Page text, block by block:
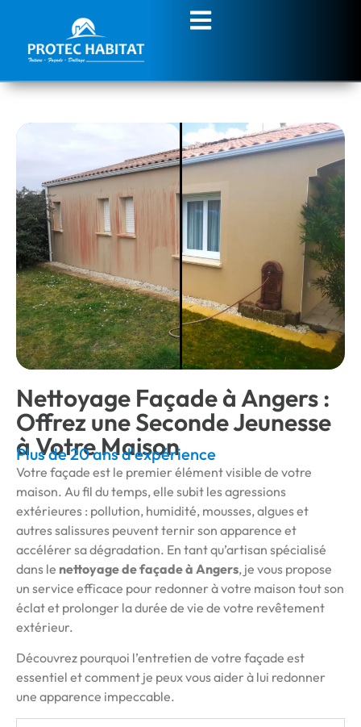
Nettoyage Façade à Angers :
Offrez une Seconde Jeunesse
à Votre Maison
Plus de 20 ans d'expérience
Votre façade est le premier élément visible de votre
maison. Au fil du temps, elle subit les agressions
extérieures : pollution, humidité, mousses, algues et
autres salissures peuvent ternir son apparence et
accélérer sa dégradation. En tant qu’artisan spécialisé
dans le nettoyage de façade à Angers, je vous propose
un service efficace pour redonner à votre maison tout son
éclat et prolonger la durée de vie de votre revêtement
extérieur.
Découvrez pourquoi l’entretien de votre façade est
essentiel et comment je peux vous aider à lui redonner
une apparence impeccable.